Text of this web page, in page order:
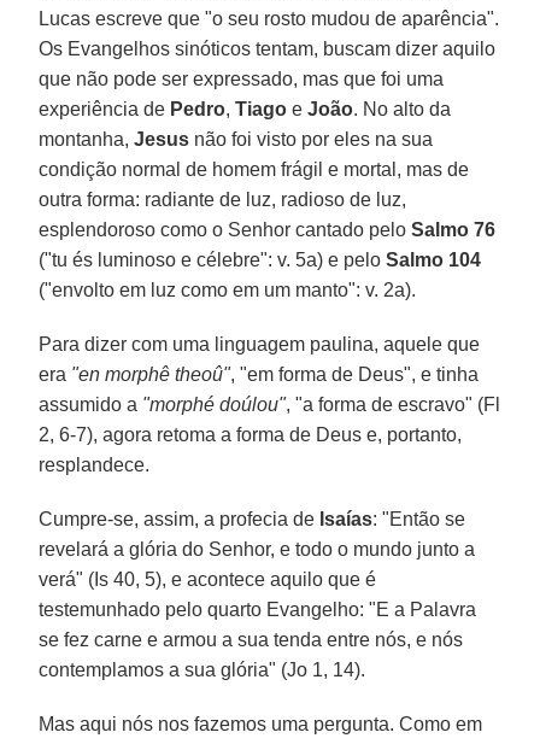
Lucas escreve que "o seu rosto mudou de aparência".
Os Evangelhos sinóticos tentam, buscam dizer aquilo
que não pode ser expressado, mas que foi uma
experiência de Pedro,Tiago eJoão. No alto da
montanha,Jesus não foi visto por eles na sua
condição normal de homem frágil e mortal, mas de
outra forma: radiante de luz, radioso de luz,
esplendoroso como o Senhor cantado peloSalmo 76
("tu és luminoso e célebre": v. 5a) e peloSalmo 104
("envolto em luz como em um manto": v. 2a).
Para dizer com uma linguagem paulina, aquele que
era "en morphê theoû", "em forma de Deus", e tinha
assumido a "morphé doúlou", "a forma de escravo" (Fl
2, 6-7), agora retoma a forma de Deus e, portanto,
resplandece.
Cumpre-se, assim, a profecia de Isaías: "Então se
revelará a glória do Senhor, e todo o mundo junto a
verá" (Is 40, 5), e acontece aquilo que é
testemunhado pelo quarto Evangelho: "E a Palavra
se fez carne e armou a sua tenda entre nós, e nós
contemplamos a sua glória" (Jo 1, 14).
Mas aqui nós nos fazemos uma pergunta. Como em